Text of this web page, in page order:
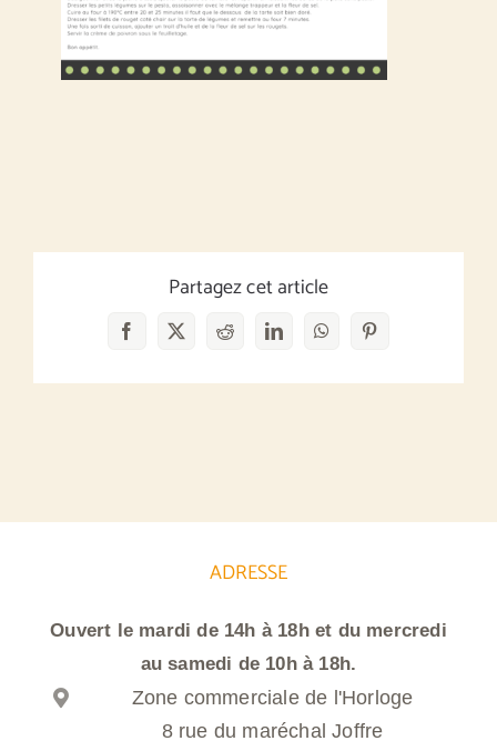
Partagez cet article
Facebook
X RedditLinkedInWhatsAppPinterest
ADRESSE
Ouvert le mardi de 14h à 18h et du mercredi
au samedi de 10h à 18h.
Zone commerciale de l'Horloge
8 rue du maréchal Joffre